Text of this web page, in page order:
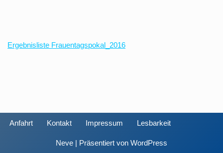
Ergebnisliste Frauentagspokal_2016
Anfahrt Kontakt Impressum Lesbarkeit
Neve | Präsentiert von WordPress